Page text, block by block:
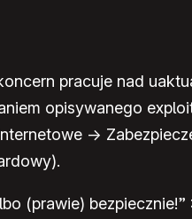
pracuje nad
opisywanego
->
(prawie) bezpiecznie!”